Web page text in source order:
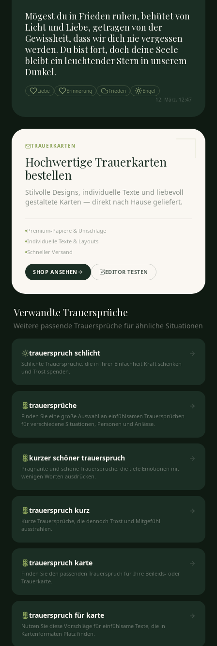
Mögest du in Frieden ruhen, behütet von
Licht und Liebe, getragen von der
Gewissheit, dass wir dich nie vergessen
werden. Du bist fort, doch deine Seele
bleibt ein leuchtender Stern in unserem
Dunkel.
Liebe Erinnerung Frieden
Engel
12. März, 12:47
TRAUERKARTEN
Hochwertige Trauerkarten
bestellen
Stilvolle Designs, individuelle Texte und liebevoll
gestaltete Karten — direkt nach Hause geliefert.
Premium-Papiere & Umschläge
Individuelle Texte & Layouts
Schneller Versand
SHOP ANSEHEN EDITOR TESTEN
Verwandte Trauersprüche
Weitere passende Trauersprüche für ähnliche Situationen
trauerspruch schlicht
Schlichte Trauersprüche, die in ihrer Einfachheit Kraft schenken
und Trost spenden.
trauersprüche
Finden Sie eine große Auswahl an einfühlsamen Trauersprüchen
für verschiedene Situationen, Personen und Anlässe.
kurzer schöner trauerspruch
Prägnante und schöne Trauersprüche, die tiefe Emotionen mit
wenigen Worten ausdrücken.
trauerspruch kurz
Kurze Trauersprüche, die dennoch Trost und Mitgefühl
ausstrahlen.
trauerspruch karte
Finden Sie den passenden Trauerspruch für Ihre Beileids- oder
Trauerkarte.
trauerspruch für karte
Nutzen Sie diese Vorschläge für einfühlsame Texte, die in
Kartenformaten Platz finden.